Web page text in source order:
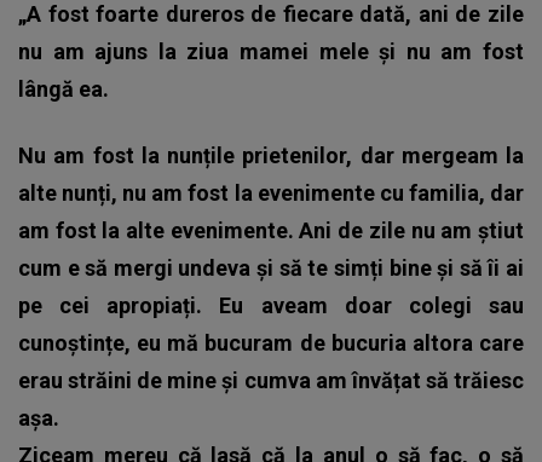
„A fost foarte dureros de fiecare dată, ani de zile
nu am ajuns la ziua mamei mele și nu am fost
lângă ea.
Nu am fost la nunțile prietenilor, dar mergeam la
alte nunți, nu am fost la evenimente cu familia, dar
am fost la alte evenimente. Ani de zile nu am știut
cum e să mergi undeva și să te simți bine și să îi ai
pe cei apropiați. Eu aveam doar colegi sau
cunoștințe, eu mă bucuram de bucuria altora care
erau străini de mine și cumva am învățat să trăiesc
așa.
Ziceam mereu că lasă că la anul o să fac, o să